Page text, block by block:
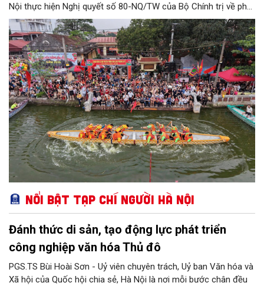
Nội thực hiện Nghị quyết số 80-NQ/TW của Bộ Chính trị về phát
triển Văn hóa Việt Nam; Kế hoạch của UBND Thành phố Hà Nội,
phường Thượng Cát tổ chức nhiều hoạt động trong tháng
11/2026 hưởng ứng “Ngày Văn hóa Việt Nam” năm 2026 trên
địa bàn.
Nổi bật Tạp chí Người Hà Nội
Đánh thức di sản, tạo động lực phát triển
công nghiệp văn hóa Thủ đô
PGS.TS Bùi Hoài Sơn - Uỷ viên chuyên trách, Uỷ ban Văn hóa và
Xã hội của Quốc hội chia sẻ, Hà Nội là nơi mỗi bước chân đều